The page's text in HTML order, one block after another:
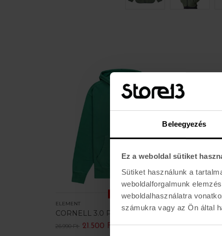
Beleegyezés
Ez a weboldal sütiket
Sütiket használunk a
weboldalforgalmunk
weboldalhasználatra
számukra vagy az Ön által
AKCIÓ
ELEMENT
CORNELL 3.0 PO
26.990 Ft 21.500 Ft
BURTON